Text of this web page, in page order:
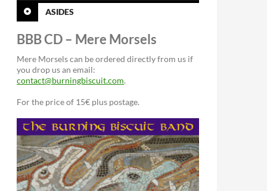
ASIDES
BBB CD – Mere Morsels
Mere Morsels can be ordered directly from us if
you drop us an email:
contact@burningbiscuit.com.
For the price of 15€ plus postage.